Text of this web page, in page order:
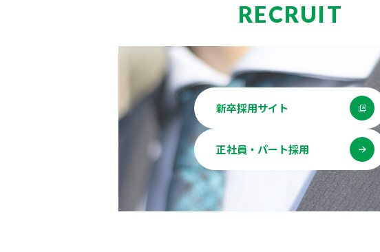
RECRUIT
新卒採用サイト
正社員・パート採用